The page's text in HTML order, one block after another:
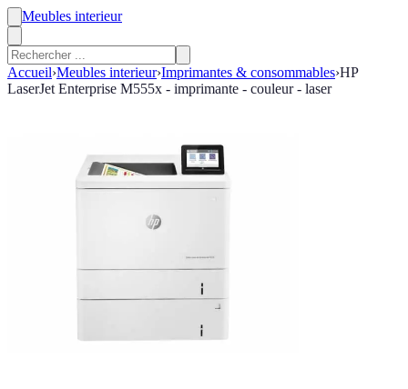
Meubles interieur
Accueil›Meubles interieur›Imprimantes & consommables›HP
LaserJet Enterprise M555x - imprimante - couleur - laser